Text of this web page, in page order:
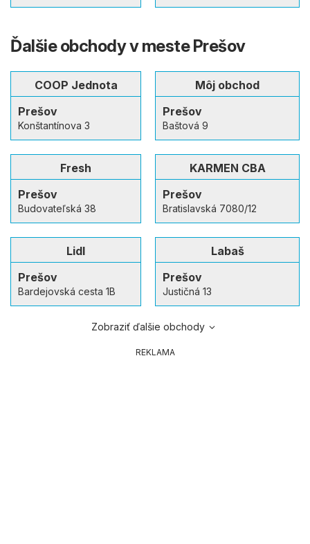
Ďalšie obchody v meste Prešov
COOP Jednota
Prešov
Konštantínova 3
Môj obchod
Prešov
Baštová 9
Fresh
Prešov
Budovateľská 38
KARMEN CBA
Prešov
Bratislavská 7080/12
Lidl
Prešov
Bardejovská cesta 1B
Labaš
Prešov
Justičná 13
Zobraziť ďalšie obchody
REKLAMA